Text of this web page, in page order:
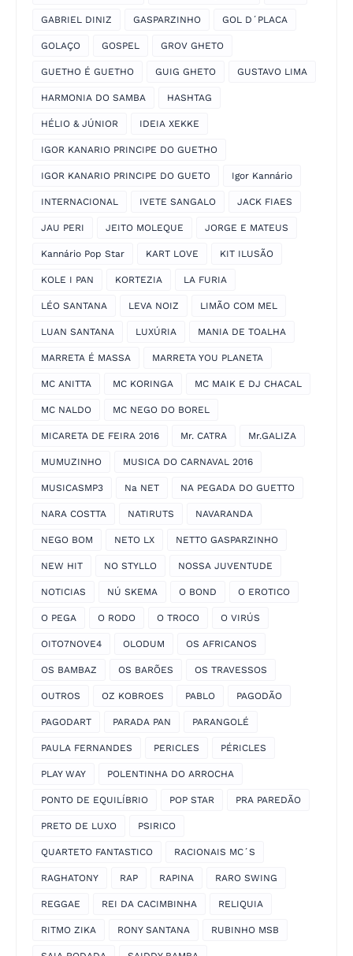
GABRIEL DINIZ GASPARZINHO GOL D´PLACA
GOLAÇO GOSPEL GROV GHETO
GUETHO É GUETHO GUIG GHETO GUSTAVO LIMA
HARMONIA DO SAMBA HASHTAG
HÉLIO & JÚNIOR IDEIA XEKKE
IGOR KANARIO PRINCIPE DO GUETHO
IGOR KANARIO PRINCIPE DO GUETO Igor Kannário
INTERNACIONAL IVETE SANGALO JACK FIAES
JAU PERI JEITO MOLEQUE JORGE E MATEUS
Kannário Pop Star KART LOVE KIT ILUSÃO
KOLE I PAN KORTEZIA LA FURIA
LÉO SANTANA LEVA NOIZ LIMÃO COM MEL
LUAN SANTANA LUXÚRIA MANIA DE TOALHA
MARRETA É MASSA MARRETA YOU PLANETA
MC ANITTA MC KORINGA MC MAIK E DJ CHACAL
MC NALDO MC NEGO DO BOREL
MICARETA DE FEIRA 2016 Mr. CATRA Mr.GALIZA
MUMUZINHO MUSICA DO CARNAVAL 2016
MUSICASMP3 Na NET NA PEGADA DO GUETTO
NARA COSTTA NATIRUTS NAVARANDA
NEGO BOM NETO LX NETTO GASPARZINHO
NEW HIT NO STYLLO NOSSA JUVENTUDE
NOTICIAS NÚ SKEMA O BOND O EROTICO
O PEGA O RODO O TROCO O VIRÚS
OITO7NOVE4 OLODUM OS AFRICANOS
OS BAMBAZ OS BARÕES OS TRAVESSOS
OUTROS OZ KOBROES PABLO PAGODÃO
PAGODART PARADA PAN PARANGOLÉ
PAULA FERNANDES PERICLES PÉRICLES
PLAY WAY POLENTINHA DO ARROCHA
PONTO DE EQUILÍBRIO POP STAR PRA PAREDÃO
PRETO DE LUXO PSIRICO
QUARTETO FANTASTICO RACIONAIS MC´S
RAGHATONY RAP RAPINA RARO SWING
REGGAE REI DA CACIMBINHA RELIQUIA
RITMO ZIKA RONY SANTANA RUBINHO MSB